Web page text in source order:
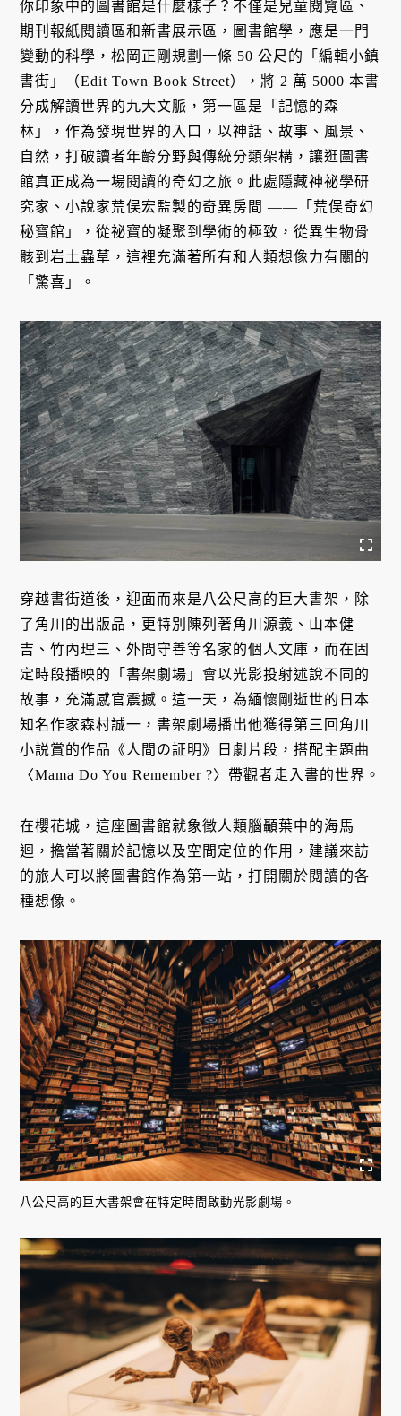
你印象中的圖書館是什麼樣子？不僅是兒童閱覽區、
期刊報紙閱讀區和新書展示區，圖書館學，應是一門
變動的科學，松岡正剛規劃一條 50 公尺的「編輯小鎮
書街」（Edit Town Book Street），將 2 萬 5000 本書
分成解讀世界的九大文脈，第一區是「記憶的森
林」，作為發現世界的入口，以神話、故事、風景、
自然，打破讀者年齡分野與傳統分類架構，讓逛圖書
館真正成為一場閱讀的奇幻之旅。此處隱藏神祕學研
究家、小說家荒俣宏監製的奇異房間 ——「荒俣奇幻
秘寶館」，從祕寶的凝聚到學術的極致，從異生物骨
骸到岩土蟲草，這裡充滿著所有和人類想像力有關的
「驚喜」。
穿越書街道後，迎面而來是八公尺高的巨大書架，除
了角川的出版品，更特別陳列著角川源義、山本健
吉、竹內理三、外間守善等名家的個人文庫，而在固
定時段播映的「書架劇場」會以光影投射述說不同的
故事，充滿感官震撼。這一天，為緬懷剛逝世的日本
知名作家森村誠一，書架劇場播出他獲得第三回角川
小説賞的作品《人間の証明》日劇片段，搭配主題曲
〈Mama Do You Remember ?〉帶觀者走入書的世界。
在櫻花城，這座圖書館就象徵人類腦顳葉中的海馬
迴，擔當著關於記憶以及空間定位的作用，建議來訪
的旅人可以將圖書館作為第一站，打開關於閱讀的各
種想像。
八公尺高的巨大書架會在特定時間啟動光影劇場。